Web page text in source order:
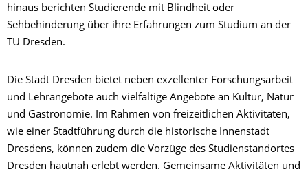
hinaus berichten Studierende mit Blindheit oder
Sehbehinderung über ihre Erfahrungen zum Studium an der
TU Dresden.
Die Stadt Dresden bietet neben exzellenter Forschungsarbeit
und Lehrangebote auch vielfältige Angebote an Kultur, Natur
und Gastronomie. Im Rahmen von freizeitlichen Aktivitäten,
wie einer Stadtführung durch die historische Innenstadt
Dresdens, können zudem die Vorzüge des Studienstandortes
Dresden hautnah erlebt werden. Gemeinsame Aktivitäten und